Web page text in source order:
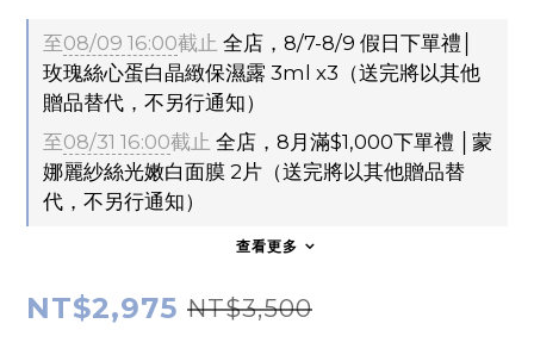
至08/09 16:00截止 全店，8/7-8/9 假日下單禮│
玫瑰絲心蛋白晶緻保濕露 3ml x3（送完將以其他
贈品替代，不另行通知）
至08/31 16:00截止 全店，8月滿$1,000下單禮 │蒙
娜麗紗絲光嫩白面膜 2片（送完將以其他贈品替
代，不另行通知）
查看更多
NT$2,975 NT$3,500